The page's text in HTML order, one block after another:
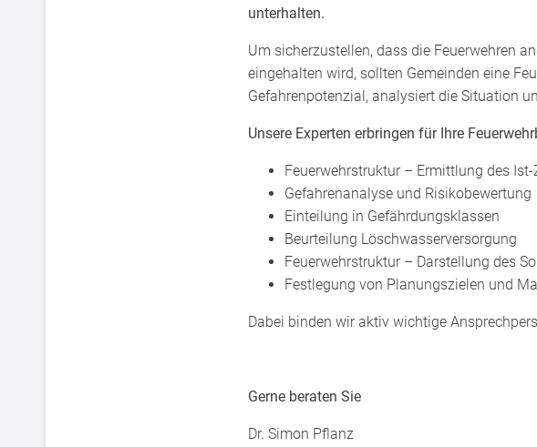
unterhalten.
Um sicherzustellen, dass die Feuerwehren
eingehalten wird, sollten Gemeinden eine
Gefahrenpotenzial, analysiert die Situation
Unsere Experten erbringen für Ihre
Feuerwehrstruktur – Ermittlung des
Gefahrenanalyse und Risikobewertung
Einteilung in Gefährdungsklassen
Beurteilung Löschwasserversorgung
Feuerwehrstruktur – Darstellung des
Festlegung von Planungszielen und
Dabei binden wir aktiv wichtige
Gerne beraten Sie
Dr. Simon Pflanz